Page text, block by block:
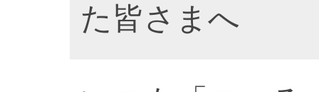
た皆さまへ